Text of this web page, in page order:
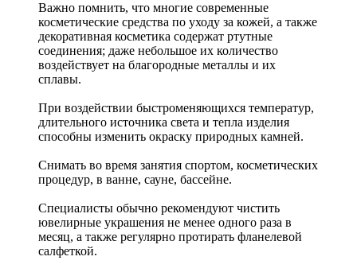
Важно помнить, что многие современные
косметические средства по уходу за кожей, а также
декоративная косметика содержат ртутные
соединения; даже небольшое их количество
воздействует на благородные металлы и их
сплавы.
При воздействии быстроменяющихся температур,
длительного источника света и тепла изделия
способны изменить окраску природных камней.
Снимать во время занятия спортом, косметических
процедур, в ванне, сауне, бассейне.
Специалисты обычно рекомендуют чистить
ювелирные украшения не менее одного раза в
месяц, а также регулярно протирать фланелевой
салфеткой.